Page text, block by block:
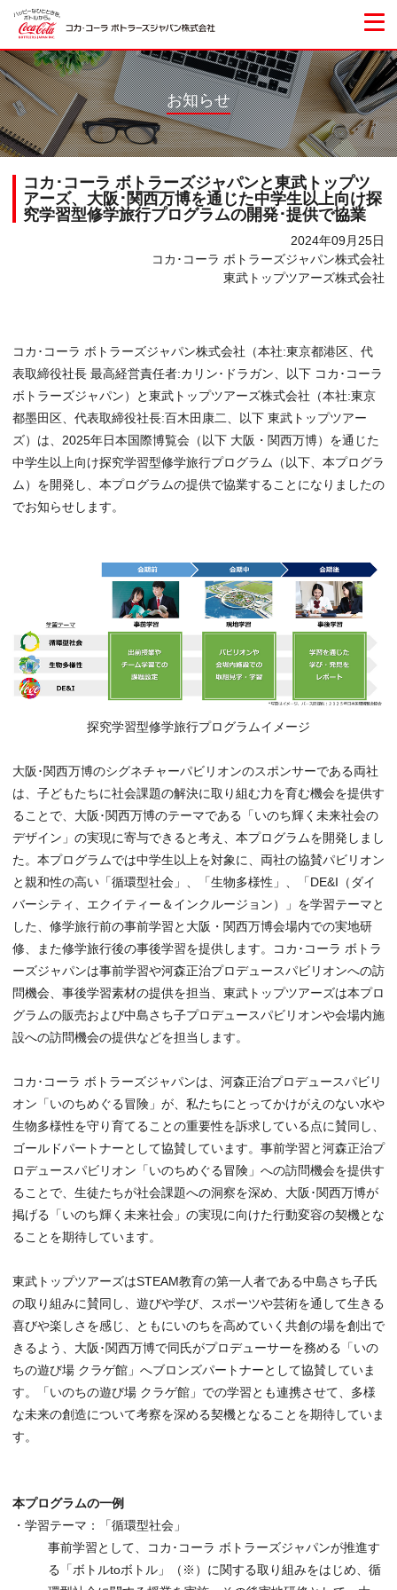
お知らせ
コカ･コーラ ボトラーズジャパンと東武トップツ
アーズ、大阪･関西万博を通じた中学生以上向け探
究学習型修学旅行プログラムの開発･提供で協業
2024年09月25日
コカ･コーラ ボトラーズジャパン株式会社
東武トップツアーズ株式会社
コカ･コーラ ボトラーズジャパン株式会社（本社:東京都港区、代
表取締役社長 最高経営責任者:カリン･ドラガン、以下 コカ･コーラ
ボトラーズジャパン）と東武トップツアーズ株式会社（本社:東京
都墨田区、代表取締役社長:百木田康二、以下 東武トップツアー
ズ）は、2025年日本国際博覧会（以下 大阪・関西万博）を通じた
中学生以上向け探究学習型修学旅行プログラム（以下、本プログラ
ム）を開発し、本プログラムの提供で協業することになりましたの
でお知らせします。
探究学習型修学旅行プログラムイメージ
大阪･関西万博のシグネチャーパビリオンのスポンサーである両社
は、子どもたちに社会課題の解決に取り組む力を育む機会を提供す
ることで、大阪･関西万博のテーマである「いのち輝く未来社会の
デザイン」の実現に寄与できると考え、本プログラムを開発しまし
た。本プログラムでは中学生以上を対象に、両社の協賛パビリオン
と親和性の高い「循環型社会」、「生物多様性」、「DE&I（ダイ
バーシティ、エクイティー＆インクルージョン）」を学習テーマと
した、修学旅行前の事前学習と大阪・関西万博会場内での実地研
修、また修学旅行後の事後学習を提供します。コカ･コーラ ボトラ
ーズジャパンは事前学習や河森正治プロデュースパビリオンへの訪
問機会、事後学習素材の提供を担当、東武トップツアーズは本プロ
グラムの販売および中島さち子プロデュースパビリオンや会場内施
設への訪問機会の提供などを担当します。
コカ･コーラ ボトラーズジャパンは、河森正治プロデュースパビリ
オン「いのちめぐる冒険」が、私たちにとってかけがえのない水や
生物多様性を守り育てることの重要性を訴求している点に賛同し、
ゴールドパートナーとして協賛しています。事前学習と河森正治プ
ロデュースパビリオン「いのちめぐる冒険」への訪問機会を提供す
ることで、生徒たちが社会課題への洞察を深め、大阪･関西万博が
掲げる「いのち輝く未来社会」の実現に向けた行動変容の契機とな
ることを期待しています。
東武トップツアーズはSTEAM教育の第一人者である中島さち子氏
の取り組みに賛同し、遊びや学び、スポーツや芸術を通して生きる
喜びや楽しさを感じ、ともにいのちを高めていく共創の場を創出で
きるよう、大阪･関西万博で同氏がプロデューサーを務める「いの
ちの遊び場 クラゲ館」へブロンズパートナーとして協賛していま
す。「いのちの遊び場 クラゲ館」での学習とも連携させて、多様
な未来の創造について考察を深める契機となることを期待していま
す。
本プログラムの一例
・学習テーマ：「循環型社会」
事前学習として、コカ･コーラ ボトラーズジャパンが推進す
る「ボトルtoボトル」（※）に関する取り組みをはじめ、循